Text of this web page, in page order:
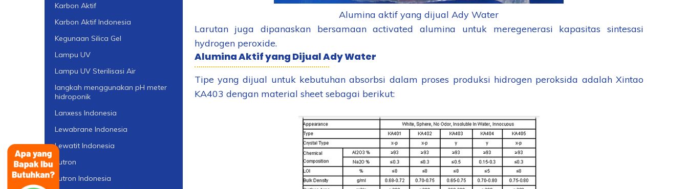
Alumina aktif yang dijual Ady Water
Larutan juga dipanaskan bersamaan activated alumina untuk meregenerasi kapasitas sintesasi
hydrogen peroxide.
Alumina Aktif yang Dijual Ady Water
Tipe yang dijual untuk kebutuhan absorbsi dalam proses produksi hidrogen peroksida adalah Xintao
KA403 dengan material sheet sebagai berikut:
Karbon Aktif
Karbon Aktif Indonesia
Kegunaan Silica Gel
Lampu UV
Lampu UV Sterilisasi Air
langkah menggunakan pH meter
hidroponik
Lanxess Indonesia
Lewabrane Indonesia
Lewatit Indonesia
Lutron
Lutron Indonesia